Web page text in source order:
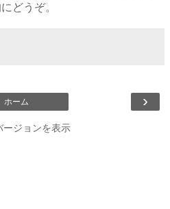
どうぞ。
›
ホーム
ージョンを表示